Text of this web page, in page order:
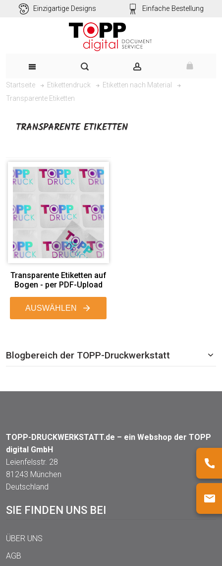
Einzigartige Designs Einfache Bestellung
Startseite Etikettendruck
Etiketten nach Material
Transparente Etiketten
TRANSPARENTE ETIKETTEN
Transparente Etiketten auf
Bogen - per PDF-Upload
AUSWÄHLEN
Blogbereich der TOPP-Druckwerkstatt
TOPP-DRUCKWERKSTATT.de – ein Webshop der TOPP
digital GmbH
Leienfelsstr. 28
81243 München
Deutschland
SIE FINDEN UNS BEI
ÜBER UNS
AGB